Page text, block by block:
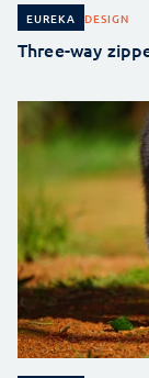
EUREKA DESIGN
Three-way